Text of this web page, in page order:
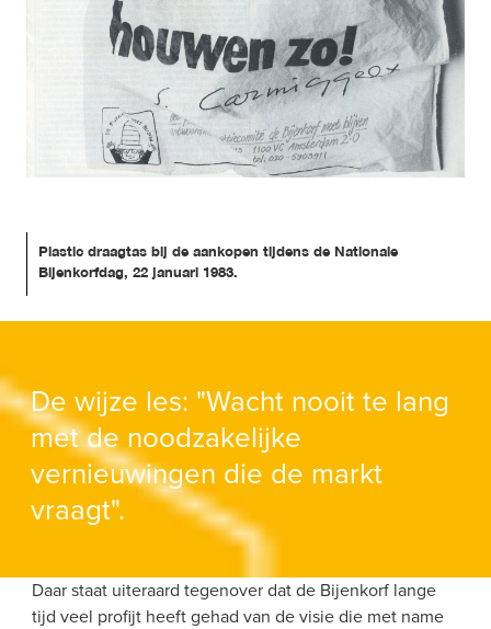
Plastic draagtas bij de aankopen tijdens de Nationale
Bijenkorfdag, 22 januari 1983.
De wijze les: "Wacht nooit te lang
met de noodzakelijke
vernieuwingen die de markt
vraagt".
Daar staat uiteraard tegenover dat de Bijenkorf lange
tijd veel profijt heeft gehad van de visie die met name